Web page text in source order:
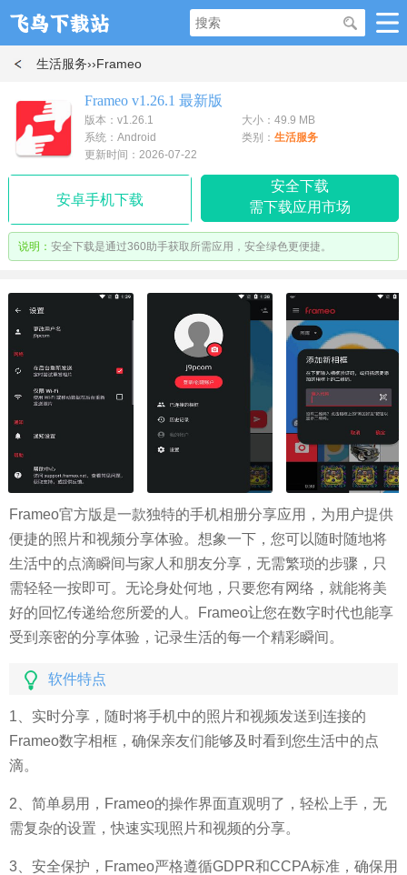
生活服务››Frameo
Frameo v1.26.1 最新版
版本：v1.26.1
大小：49.9 MB
系统：Android
类别： 生活服务
更新时间：2026-07-22
安卓手机下载
安全下载
需下载应用市场
说明： 安全下载是通过360助手获取所需应用，安全绿色更便捷。
Frameo官方版是一款独特的手机相册分享应用，为用户提供
便捷的照片和视频分享体验。想象一下，您可以随时随地将
生活中的点滴瞬间与家人和朋友分享，无需繁琐的步骤，只
需轻轻一按即可。无论身处何地，只要您有网络，就能将美
好的回忆传递给您所爱的人。Frameo让您在数字时代也能享
受到亲密的分享体验，记录生活的每一个精彩瞬间。
软件特点
1、实时分享，随时将手机中的照片和视频发送到连接的
Frameo数字相框，确保亲友们能够及时看到您生活中的点
滴。
2、简单易用，Frameo的操作界面直观明了，轻松上手，无
需复杂的设置，快速实现照片和视频的分享。
3、安全保护，Frameo严格遵循GDPR和CCPA标准，确保用